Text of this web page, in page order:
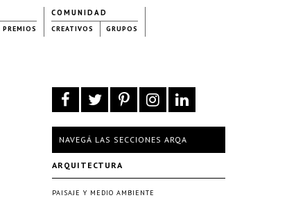
PREMIOS
COMUNIDAD
CREATIVOS GRUPOS
NAVEGÁ LAS SECCIONES ARQA
ARQUITECTURA
PAISAJE Y MEDIO AMBIENTE